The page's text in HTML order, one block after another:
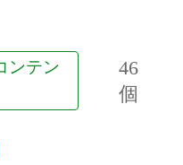
ンテン
46
個